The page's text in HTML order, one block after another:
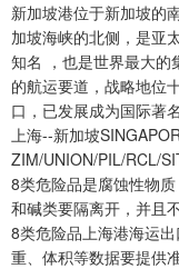
新加坡港位于新加坡的
加坡海峡的北侧，是亚
知名 ，也是世界最大的
的航运要道，战略地位
口，已发展成为国际著
上海--新加坡
ZIM/UNION/PIL/RCL/
8类危险品是腐蚀性物
和碱类要隔离开，并且
8类危险品上海港海运
重、体积等数据要提供